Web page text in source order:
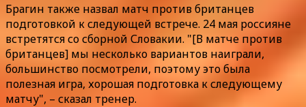
Брагин также назвал матч против британцев
подготовкой к следующей встрече. 24 мая россияне
встретятся со сборной Словакии. "[В матче против
британцев] мы несколько вариантов наиграли,
большинство посмотрели, поэтому это была
полезная игра, хорошая подготовка к следующему
матчу", – сказал тренер.